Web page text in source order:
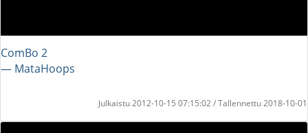
ComBo 2
― MataHoops
Julkaistu 2012-10-15 07:15:02 / Tallennettu 2018-10-01